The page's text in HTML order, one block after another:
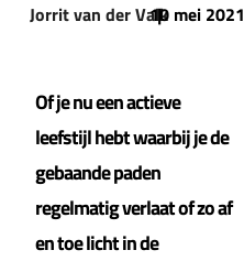
Jorrit van der Valk
|
10 mei 2021
Of je nu een actieve
leefstijl hebt waarbij je de
gebaande paden
regelmatig verlaat of zo af
en toe licht in de